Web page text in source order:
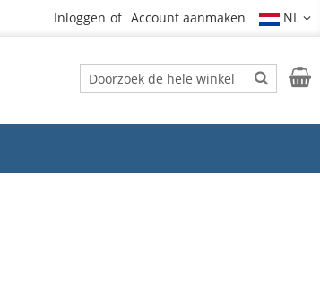
Inloggen Account aanmaken NL
Zoek
Zoek